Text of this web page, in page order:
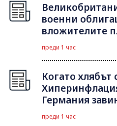
военни
вложителите
преди 1 час
Когато
Германия
преди 1 час